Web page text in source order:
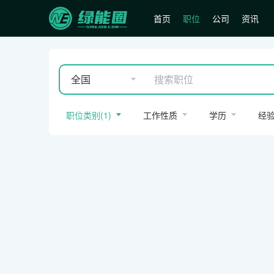
首页 职位 公司 资讯
全国
职位类别(1) 工作性质 学历 经